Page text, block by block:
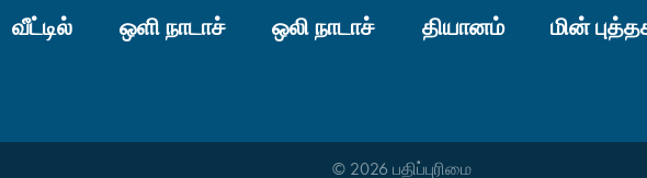
வீட்டில் ஒளி நாடாச் ஒலி நாடாச் தியானம் மின்
© 2026 பதிப்புரிமை